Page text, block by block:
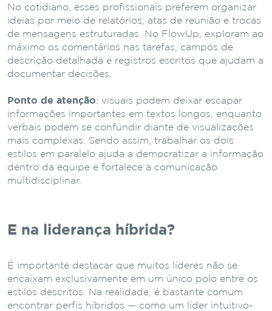
No cotidiano, esses profissionais preferem organizar
ideias por meio de relatórios, atas de reunião e trocas
de mensagens estruturadas. No FlowUp, exploram ao
máximo os comentários nas tarefas, campos de
descrição detalhada e registros escritos que ajudam a
documentar decisões.
Ponto de atenção: visuais podem deixar escapar
informações importantes em textos longos, enquanto
verbais podem se confundir diante de visualizações
mais complexas. Sendo assim, trabalhar os dois
estilos em paralelo ajuda a democratizar a informação
dentro da equipe e fortalece a comunicação
multidisciplinar.
E na liderança híbrida?
É importante destacar que muitos líderes não se
encaixam exclusivamente em um único polo entre os
estilos descritos. Na realidade, é bastante comum
encontrar perfis híbridos — como um líder intuitivo-